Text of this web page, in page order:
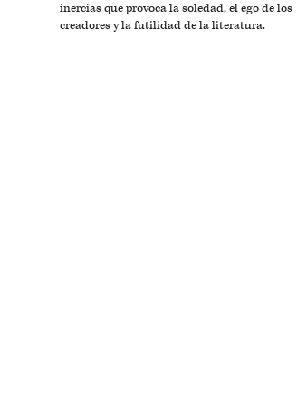
inercias que provoca la soledad, el ego de los
creadores y la futilidad de la literatura.